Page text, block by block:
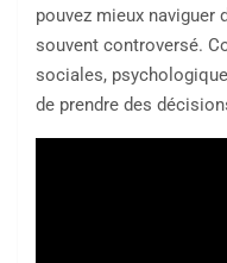
pouvez mieux naviguer
souvent controversé.
sociales,
de prendre des